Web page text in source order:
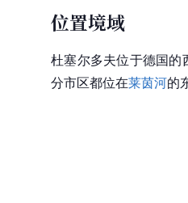
位置境域
杜塞尔多夫位于德国
分市区都位在莱茵河的